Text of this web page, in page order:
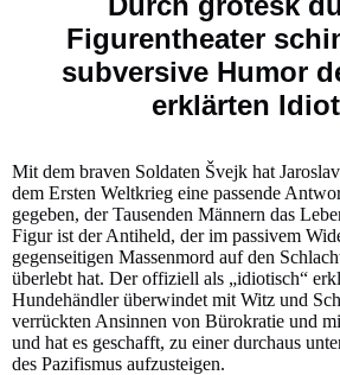
Figurentheater
subversive Humor
erklärten
Mit dem braven Soldaten Švejk hat
dem Ersten Weltkrieg eine passende
gegeben, der Tausenden Männern das
Figur ist der Antiheld, der im passivem
gegenseitigen Massenmord auf den
überlebt hat. Der offiziell als „idiotisch“
Hundehändler überwindet mit Witz und
verrückten Ansinnen von Bürokratie und
und hat es geschafft, zu einer durchaus
des Pazifismus aufzusteigen.